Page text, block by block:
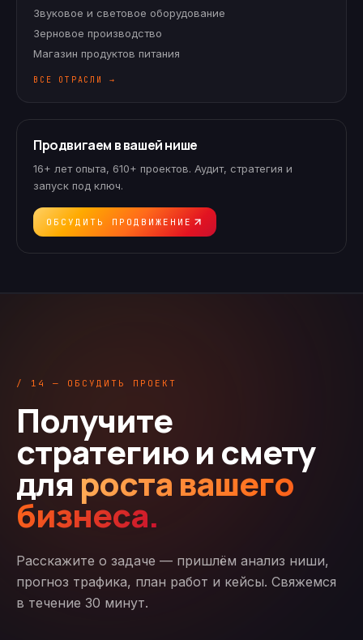
Звуковое и световое оборудование
Зерновое производство
Магазин продуктов питания
ВСЕ ОТРАСЛИ →
Продвигаем в вашей нише
16+ лет опыта, 610+ проектов. Аудит, стратегия и
запуск под ключ.
ОБСУДИТЬ ПРОДВИЖЕНИЕ
/ 14 — ОБСУДИТЬ ПРОЕКТ
Получите
стратегию и смету
для роста вашего
бизнеса.
Расскажите о задаче — пришлём анализ ниши,
прогноз трафика, план работ и кейсы. Свяжемся
в течение 30 минут.